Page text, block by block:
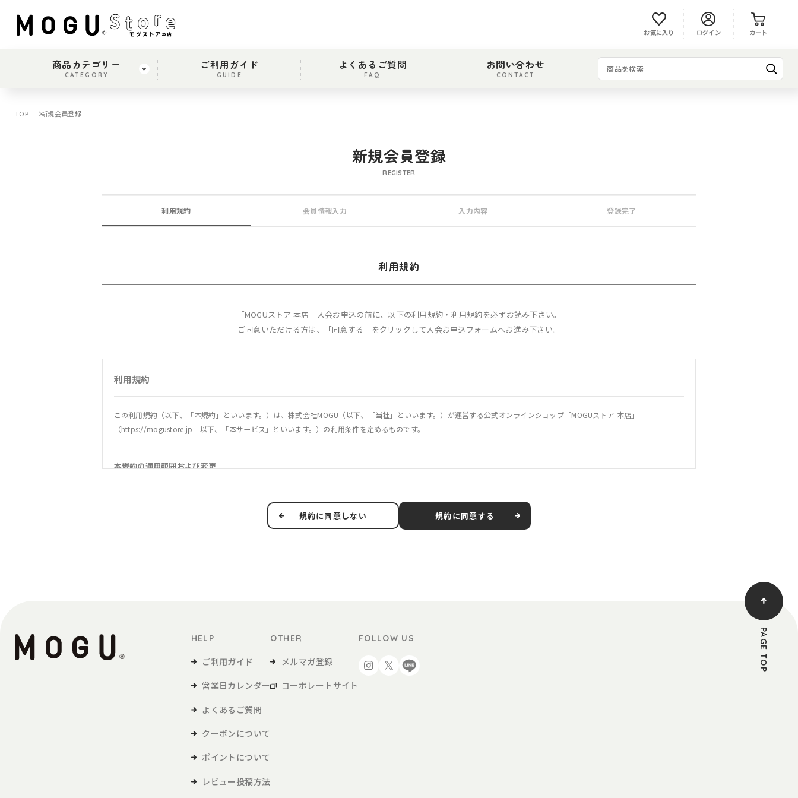
ログイン
お気に入り カート
商品カテゴリー
CATEGORY
ご利用ガイド
GUIDE
よくあるご質問
FAQ
お問い合わせ
CONTACT
TOP 新規会員登録
新規会員登録
REGISTER
利用規約 会員情報入力 入力内容 登録完了
利用規約
「MOGUストア 本店」入会お申込の前に、以下の利用規約・利用規約を必ずお読み下さい。
ご同意いただける方は、「同意する」をクリックして入会お申込フォームへお進み下さい。
利用規約
この利用規約（以下、「本規約」といいます。）は、株式会社MOGU（以下、「当社」といいます。）が運営する公式オンラインショップ「MOGUストア 本店」
（https://mogustore.jp 以下、「本サービス」といいます。）の利用条件を定めるものです。
本規約の適用範囲および変更
2．当社は、法令の改正、社会情勢の変化その他の事情により、本規約を変更する必要が生じた場合には、適用法令に従い、本規約を変更することができます。この場合、当
社は、本サイトへの掲載等の方法により、本規約を変更する旨、変更後の本規約の内容および変更の効力発生日を利用者に通知します。
1．利用者は、本規約に同意の上、本規約および当社が別途定めるご利用ガイドなどに従い、本サービスを利用するものとします。
2．利用者が未成年の場合、法定代理人の同意を得た上で、本サービスを利用するものとします。
1．利用者は、本サービスを利用するにあたり、会員登録申請を行うものとします。
3．当社は、利用登録の申請者に以下の事由があると判断した場合、利用登録の申請を承認しないことがあり、その理由については一切の開示義務を負わないものとします。
・本規約に違反したことがある者からの申請である場合
規約に同意する
規約に同意しない
HELP
ご利用ガイド
営業日カレンダー
よくあるご質問
クーポンについて
ポイントについて
レビュー投稿方法
OTHER
メルマガ登録
コーポレートサイト
FOLLOW US PAGE TOP